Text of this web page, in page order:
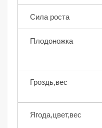
Сила роста
Плодоножка
Гроздь,вес
Ягода,цвет,вес